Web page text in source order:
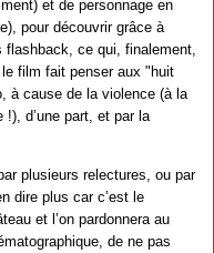
et de personnage en
pour découvrir grâce à
flashback, ce qui, finalement,
film fait penser aux "huit
à cause de la violence (à la
d’une part, et par la
plusieurs relectures, ou par
dire plus car c’est le
et l’on pardonnera au
de ne pas